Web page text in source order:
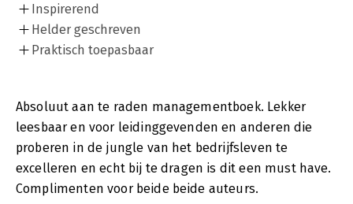
Inspirerend
Helder geschreven
Praktisch toepasbaar
Absoluut aan te raden managementboek. Lekker
leesbaar en voor leidinggevenden en anderen die
proberen in de jungle van het bedrijfsleven te
excelleren en echt bij te dragen is dit een must have.
Complimenten voor beide beide auteurs.